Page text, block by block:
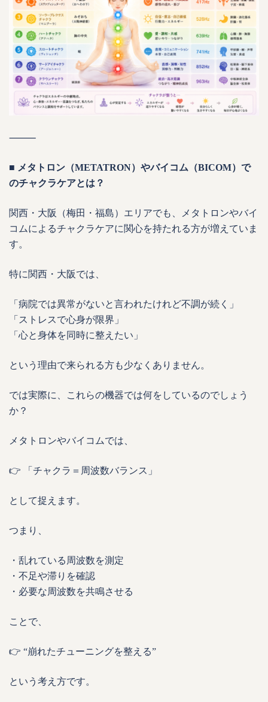
⸻
■ メタトロン（METATRON）やバイコム（BICOM）で
のチャクラケアとは？
関西・大阪（梅田・福島）エリアでも、メタトロンやバイ
コムによるチャクラケアに関心を持たれる方が増えていま
す。
特に関西・大阪では、
「病院では異常がないと言われたけれど不調が続く」
「ストレスで心身が限界」
「心と身体を同時に整えたい」
という理由で来られる方も少なくありません。
では実際に、これらの機器では何をしているのでしょう
か？
メタトロンやバイコムでは、
👉 「チャクラ＝周波数バランス」
として捉えます。
つまり、
・乱れている周波数を測定
・不足や滞りを確認
・必要な周波数を共鳴させる
ことで、
👉 “崩れたチューニングを整える”
という考え方です。